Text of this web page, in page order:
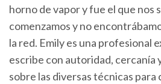
horno de vapor y fue el que nos
comenzamos y no
la red. Emily es una profesional
escribe con autoridad, cercanía
sobre las diversas técnicas para